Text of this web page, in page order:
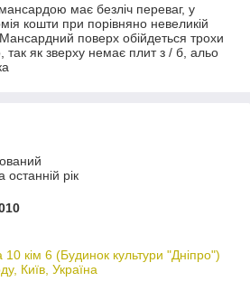
має безліч переваг, у
кошти при порівняно невеликій
поверх обійдеться трохи
як зверху немає плит з / б, альо
останній рік
10 кім 6 (Будинок культури "Дніпро")
Київ, Україна